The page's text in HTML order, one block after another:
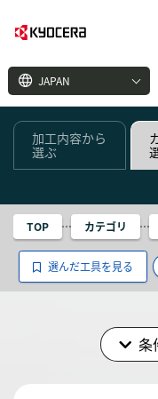
language JAPAN
加工内容から
選ぶ
TOP カテゴリ
選んだ工具を見る
条